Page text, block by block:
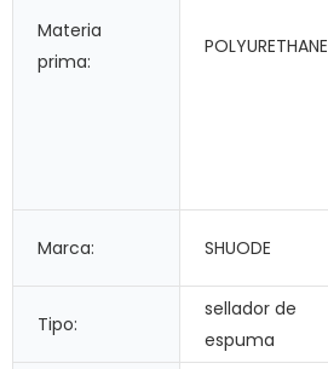
Materia
prima:
POLYURETHANE
Marca: SHUODE
Tipo:
sellador de
espuma